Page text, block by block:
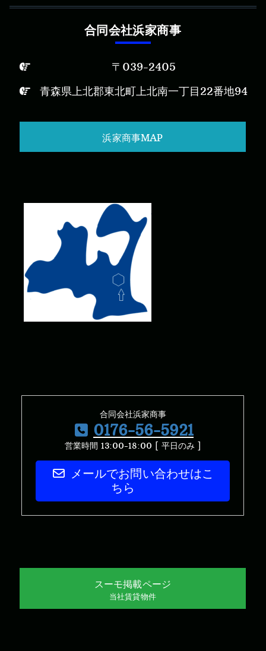
合同会社浜家商事
〒039-2405
青森県上北郡東北町上北南一丁目22番地94
浜家商事MAP
合同会社浜家商事
0176-56-5921
営業時間 13:00-18:00 [ 平日のみ ]
メールでお問い合わせはこ
ちら
スーモ掲載ページ
当社賃貸物件